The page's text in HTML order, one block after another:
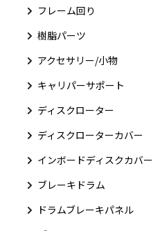
フレーム回り
樹脂パーツ
アクセサリー/小物
キャリパーサポート
ディスクローター
ディスクローターカバー
インボードディスクカバー
ブレーキドラム
ドラムブレーキパネル